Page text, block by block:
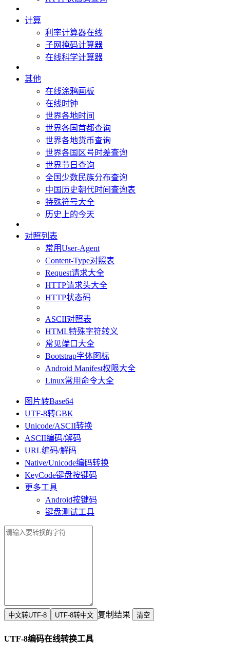
计算
利率计算器在线
子网掩码计算器
在线科学计算器
其他
在线涂鸦画板
在线时钟
世界各地时间
世界各国首都查询
世界各地货币查询
世界各国区号时差查询
世界节日查询
全国少数民族分布查询
中国历史朝代时间查询表
特殊符号大全
历史上的今天
对照列表
常用User-Agent
Content-Type对照表
Request请求大全
HTTP请求头大全
HTTP状态码
ASCII对照表
HTML特殊字符转义
常见端口大全
Bootstrap字体图标
Android Manifest权限大全
Linux常用命令大全
图片转Base64
UTF-8转GBK
Unicode/ASCII转换
ASCII编码/解码
URL编码/解码
Native/Unicode编码转换
KeyCode键盘按键码
更多工具
Android按键码
键盘测试工具
复制结果
UTF-8编码在线转换工具